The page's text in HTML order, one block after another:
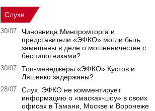
Слухи
30/07
Чиновница Минпромторга и
представители «ЭФКО» могли быть
замешаны в деле о мошенничестве с
беспилотниками?
30/07
Топ-менеджеры «ЭФКО» Кустов и
Ляшенко задержаны?
28/07
Слух: ЭФКО не комментирует
информацию о «масках-шоу» в своих
офисах в Тамани, Москве и Воронеже